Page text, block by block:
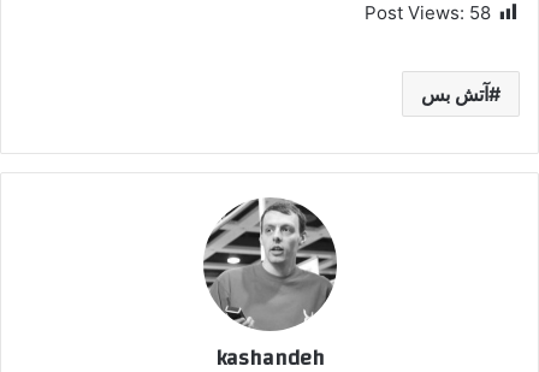
Post Views: 58
آتش بس
kashandeh